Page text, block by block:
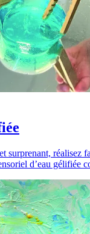
surprenant, réalisez
d’eau gélifiée